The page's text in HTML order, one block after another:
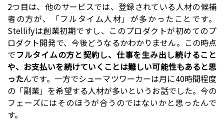
2つ目は、他のサービスでは、登録されている人材の候補
者の方が、「フルタイム人材」が多かったことです。
Stellifyは創業初期ですし、このプロダクトが初めてのプ
ロダクト開発で、今後どうなるかわかりません。この時点
でフルタイムの方と契約し、仕事を生み出し続けること
や、お支払いを続けていくことは難しい可能性もあると思
ったんです。一方でシューマツワーカーは月に40時間程度
の「副業」を希望する人材が多いというお話でした。今の
フェーズにはそのほうが合うのではないかと思ったんで
す。